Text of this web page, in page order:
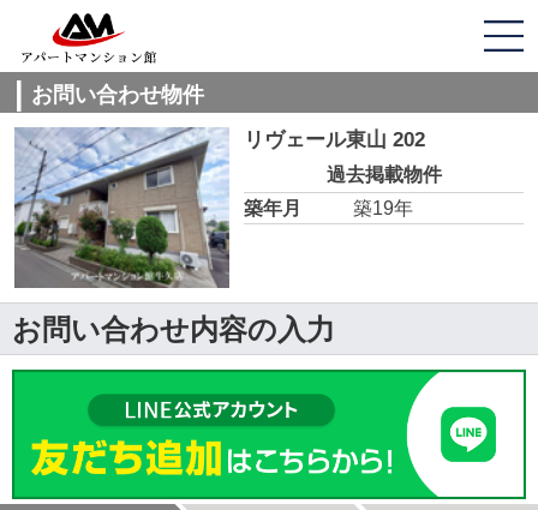
お問い合わせ物件
リヴェール東山 202
過去掲載物件
築年月
築19年
お問い合わせ内容の入力